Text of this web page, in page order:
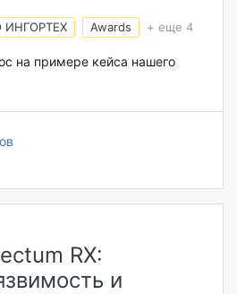
ИНГОРТЕХ Awards + еще 4
на примере кейса нашего
RX:
и